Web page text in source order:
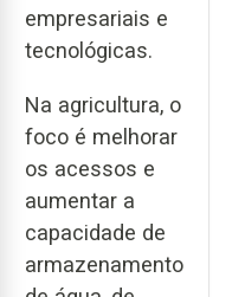
empresariais e
tecnológicas.
Na agricultura, o
foco é melhorar
os acessos e
aumentar a
capacidade de
armazenamento